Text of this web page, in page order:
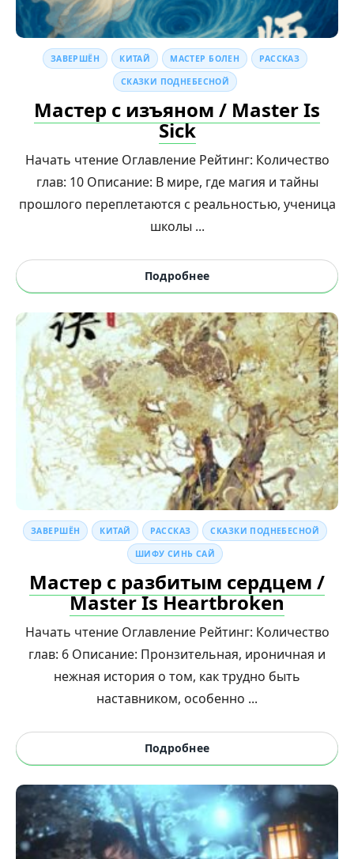
ЗАВЕРШЁН КИТАЙ МАСТЕР БОЛЕН РАССКАЗ
СКАЗКИ ПОДНЕБЕСНОЙ
Мастер с изъяном / Master Is
Sick
Начать чтение Оглавление Рейтинг: Количество
глав: 10 Описание: В мире, где магия и тайны
прошлого переплетаются с реальностью, ученица
школы ...
Подробнее
ЗАВЕРШЁН КИТАЙ РАССКАЗ СКАЗКИ ПОДНЕБЕСНОЙ
ШИФУ СИНЬ САЙ
Мастер с разбитым сердцем /
Master Is Heartbroken
Начать чтение Оглавление Рейтинг: Количество
глав: 6 Описание: Пронзительная, ироничная и
нежная история о том, как трудно быть
наставником, особенно ...
Подробнее